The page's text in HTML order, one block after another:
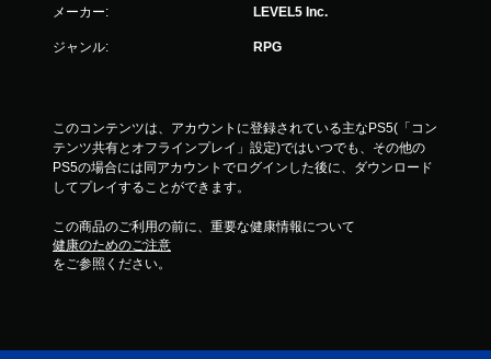
メーカー: LEVEL5 Inc.
ジャンル: RPG
このコンテンツは、アカウントに登録されている主なPS5(「コン
テンツ共有とオフラインプレイ」設定)ではいつでも、その他の
PS5の場合には同アカウントでログインした後に、ダウンロード
してプレイすることができます。
この商品のご利用の前に、重要な健康情報について
健康のためのご注意
をご参照ください。